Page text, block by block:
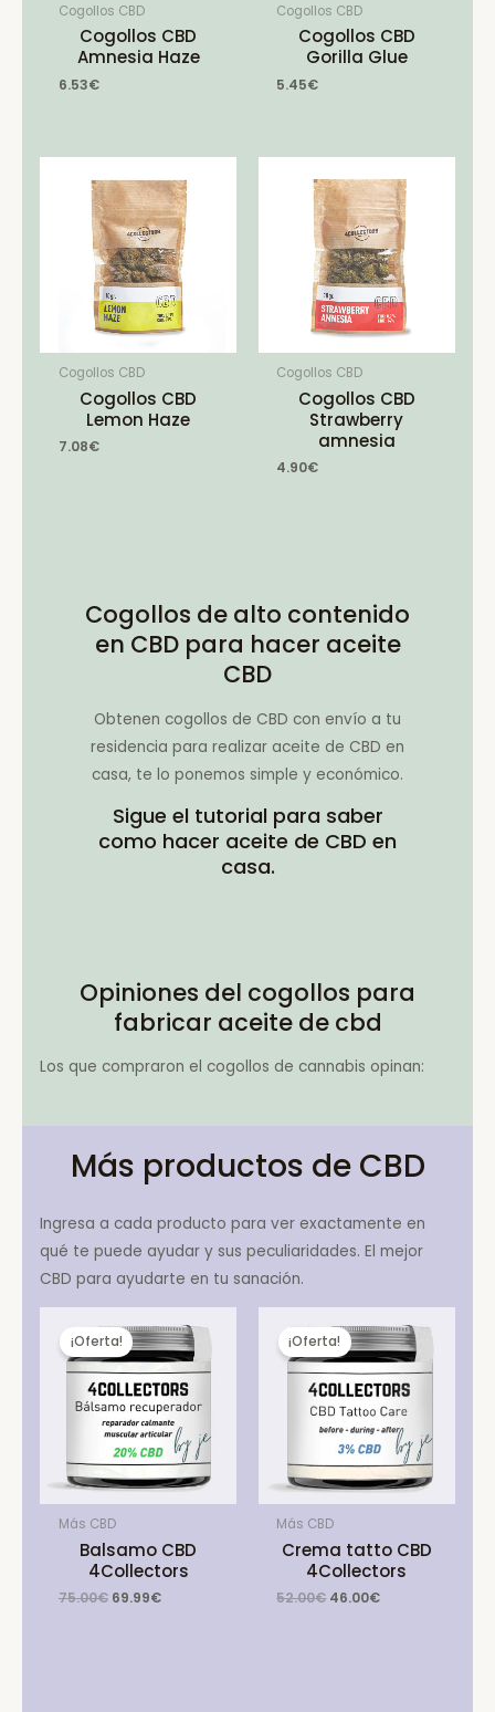
Cogollos CBD
Cogollos CBD
Amnesia Haze
6.53€
Cogollos CBD
Cogollos CBD
Gorilla Glue
5.45€
Cogollos CBD
Cogollos CBD
Lemon Haze
7.08€
Cogollos CBD
Cogollos CBD
Strawberry
amnesia
4.90€
Cogollos de alto contenido
en CBD para hacer aceite
CBD
Obtenen cogollos de CBD con envío a tu
residencia para realizar aceite de CBD en
casa, te lo ponemos simple y económico.
Sigue el tutorial para saber
como hacer aceite de CBD en
casa.
Opiniones del cogollos para
fabricar aceite de cbd
Los que compraron el cogollos de cannabis opinan:
Más productos de CBD
Ingresa a cada producto para ver exactamente en
qué te puede ayudar y sus peculiaridades. El mejor
CBD para ayudarte en tu sanación.
¡Oferta!
Más CBD
Balsamo CBD
4Collectors
75.00€ Original
69.99€Current
¡Oferta!
Más CBD
Crema tatto CBD
4Collectors
52.00€ Original
46.00€Current